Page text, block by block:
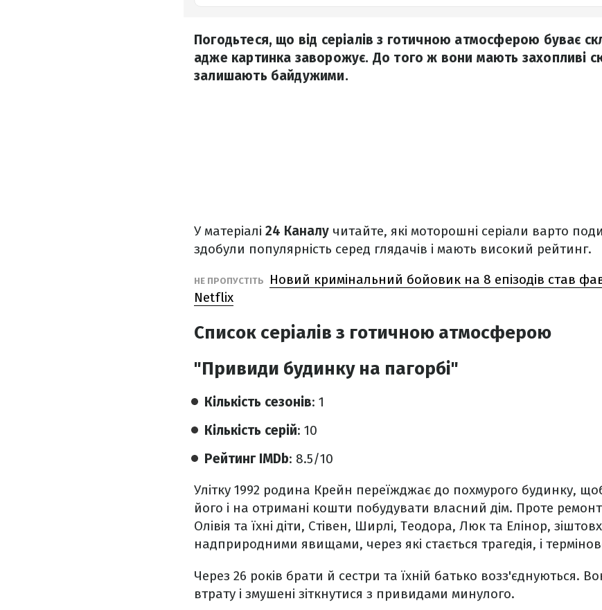
Погодьтеся, що від серіалів з готичною атмосферою буває
адже картинка заворожує. До того ж вони мають захопливі
залишають байдужими.
У матеріалі 24 Каналу читайте, які моторошні серіали варто
здобули популярність серед глядачів і мають високий рейтинг.
НЕ ПРОПУСТІТЬ
Новий кримінальний бойовик на 8 епізодів став
Netflix
Список серіалів з готичною атмосферою
"Привиди будинку на пагорбі"
Кількість сезонів: 1
Кількість серій: 10
Рейтинг IMDb: 8.5/10
Улітку 1992 родина Крейн переїжджає до похмурого будинку,
його і на отримані кошти побудувати власний дім. Проте
Олівія та їхні діти, Стівен, Ширлі, Теодора, Люк та Елінор,
надприродними явищами, через які стається трагедія, і
Через 26 років брати й сестри та їхній батько возз'єднуються.
втрату і змушені зіткнутися з привидами минулого.